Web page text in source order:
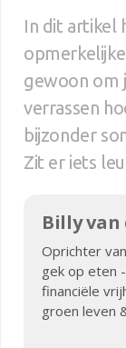
In dit artikel
gewoon om
verrassen
bijzonder
Zit er iets
Billy van
Oprichter
gek op eten
financiële
groen leven